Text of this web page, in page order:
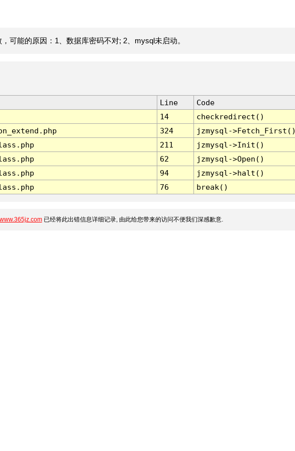
可能的原因：1、数据库密码不对; 2、mysql未启动。
Line
Code
14
checkredirect()
324
jzmysql-
211
jzmysql->Init()
62
jzmysql->Open()
94
jzmysql->halt()
76 break()
www.365jz.com已经将此出错信息详细记录, 由此给您带来的访问不便我们深感歉意.